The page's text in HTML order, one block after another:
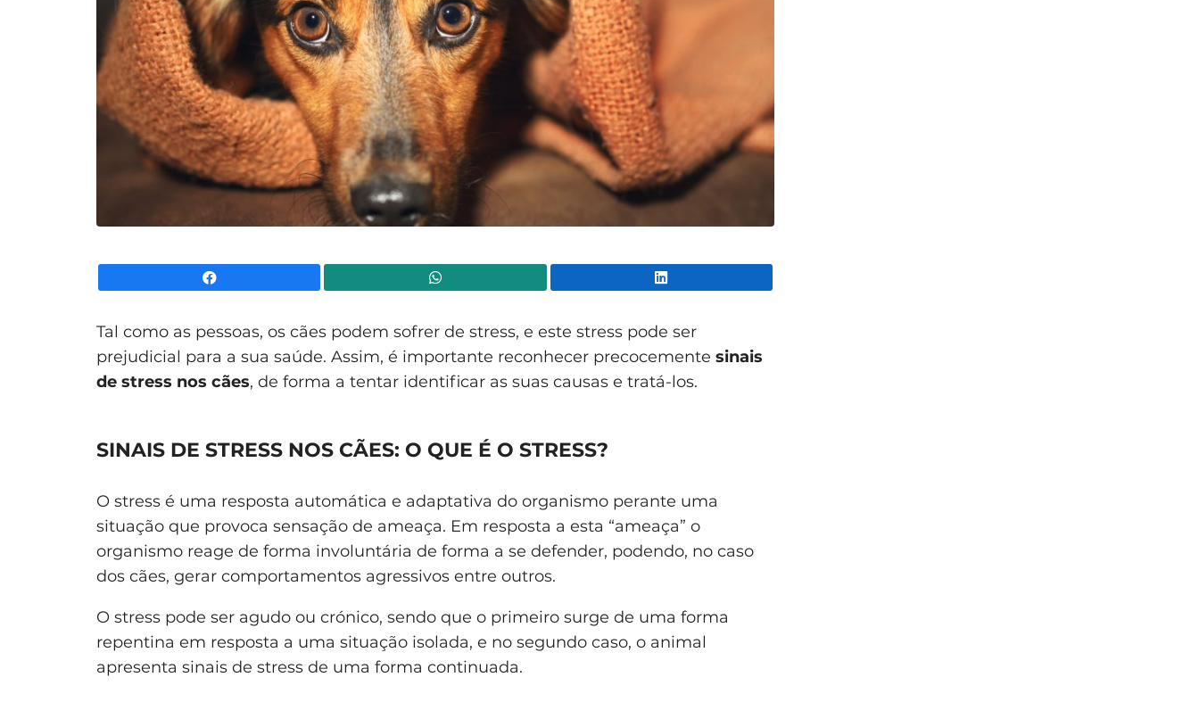
Tal como as pessoas, os cães podem sofrer de stress, e este stress pode ser
prejudicial para a sua saúde. Assim, é importante reconhecer precocemente sinais
de stress nos cães, de forma a tentar identificar as suas causas e tratá-los.
SINAIS DE STRESS NOS CÃES: O QUE É O STRESS?
O stress é uma resposta automática e adaptativa do organismo perante uma
situação que provoca sensação de ameaça. Em resposta a esta “ameaça” o
organismo reage de forma involuntária de forma a se defender, podendo, no caso
dos cães, gerar comportamentos agressivos entre outros.
O stress pode ser agudo ou crónico, sendo que o primeiro surge de uma forma
repentina em resposta a uma situação isolada, e no segundo caso, o animal
apresenta sinais de stress de uma forma continuada.